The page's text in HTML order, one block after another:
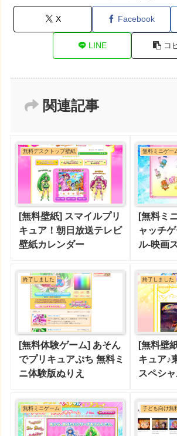
X Facebook
LINE コ
関連記事
無料デスクトップ壁紙
[無料壁紙] スマイルプリ
キュア！朝日放送テレビ
壁紙カレンダー
無料ミニゲー
[無料ミ
ャッチ
ル-映画
終了しました
[無料体験ゲーム] あそん
でプリキュアぷち 無料ミ
ニ体験版ぬりえ
終了しました
[無料壁
キュア♪
スペシ
無料ミニゲーム 子ども向け無